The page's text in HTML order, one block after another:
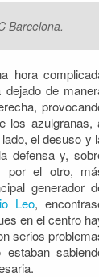
Barcelona.
hora
de
los azulgranas,
el desuso y
defensa y,
por el otro,
generador
Leo,
en el centro
serios